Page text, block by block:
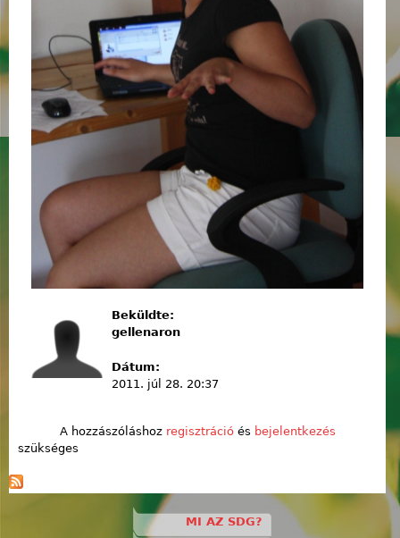
Beküldte:
gellenaron
Dátum:
2011. júl 28. 20:37
A hozzászóláshoz regisztrációés bejelentkezés
szükséges
MI AZ SDG?